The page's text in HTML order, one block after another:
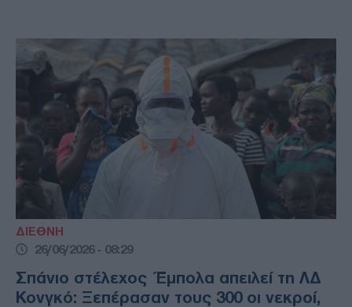
ΔΙΕΘΝΗ
26/06/2026 - 08:29
Σπάνιο στέλεχος Έμπολα απειλεί τη ΛΔ
Κονγκό: Ξεπέρασαν τους 300 οι νεκροί,